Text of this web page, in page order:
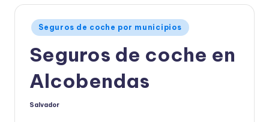
Publicado
en
Seguros de coche por municipios
Seguros de coche en
Alcobendas
Publicado
Salvador